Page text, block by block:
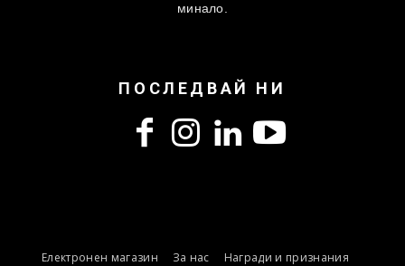
минало.
ПОСЛЕДВАЙ НИ
Електронен магазин За нас
Награди и признания